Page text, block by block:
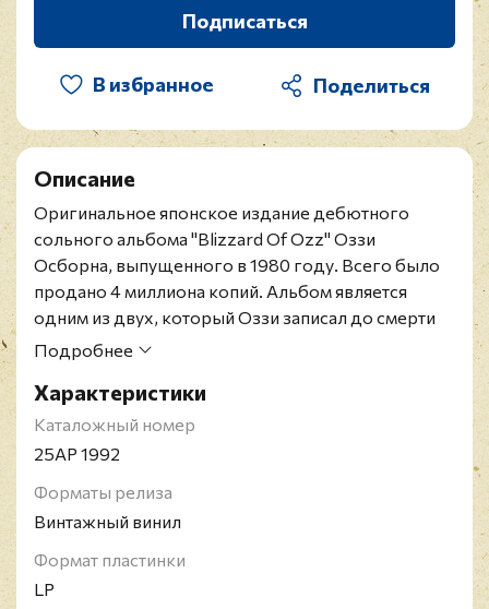
Подписаться
В избранное
Описание
Оригинальное японское издание дебютного
сольного альбома "Blizzard Of Ozz" Оззи
Осборна, выпущенного в 1980 году. Всего было
продано 4 миллиона копий. Альбом является
одним из двух, который Оззи записал до смерти
Рэнди Роадса.
идеальному. OBI и вкладка в наличии.
Ozzy Osbourne родился в Британии в 1948 году и
считается одним из главных участников золотого
Оззи начал сольную карьеру, не менее успешную.
На сегодняшний день продано примерно 100 млн.
копий его альбомов, а пластинки "No More Tears"
и "Blizzard of Ozz" четырежды становились
Подробнее
Характеристики
Каталожный номер
25AP 1992
Форматы релиза
Винтажный винил
Формат пластинки
LP